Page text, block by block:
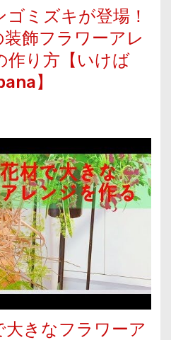
ゴミズキが登場！
飾フラワーアレ
作り方【いけば
】
大きなフラワーア